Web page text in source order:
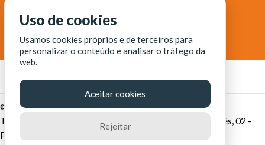
© Fortaleza Digital || CITINOVA - Fundação de Ciência,
Tecnologia e Inovação de Fortaleza - Rua dos Tremembés, 02 -
Praia de Iracema - Fortaleza-CE
Uso de cookies
Usamos cookies próprios e de terceiros para
personalizar o conteúdo e analisar o tráfego da
web.
Aceitar cookies
Rejeitar